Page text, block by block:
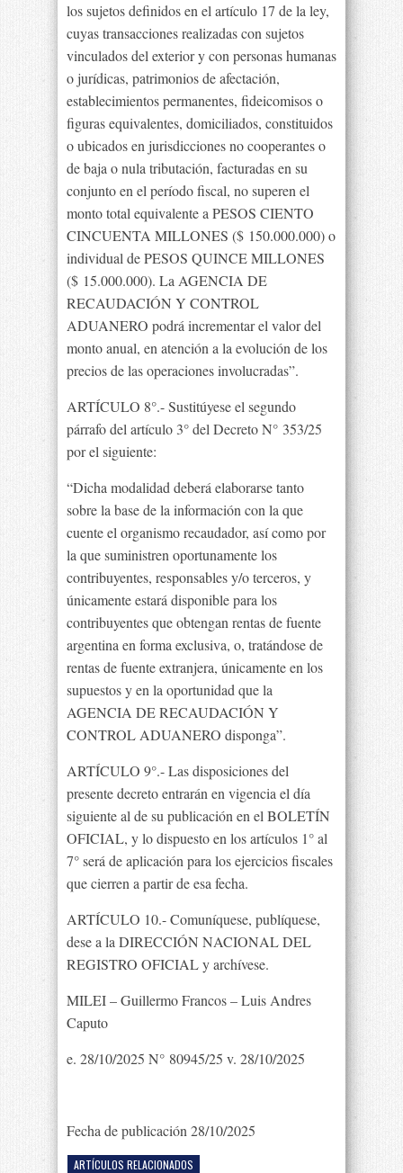
los sujetos definidos en el artículo 17 de la ley,
cuyas transacciones realizadas con sujetos
vinculados del exterior y con personas humanas
o jurídicas, patrimonios de afectación,
establecimientos permanentes, fideicomisos o
figuras equivalentes, domiciliados, constituidos
o ubicados en jurisdicciones no cooperantes o
de baja o nula tributación, facturadas en su
conjunto en el período fiscal, no superen el
monto total equivalente a PESOS CIENTO
CINCUENTA MILLONES ($ 150.000.000) o
individual de PESOS QUINCE MILLONES
($ 15.000.000). La AGENCIA DE
RECAUDACIÓN Y CONTROL
ADUANERO podrá incrementar el valor del
monto anual, en atención a la evolución de los
precios de las operaciones involucradas”.
ARTÍCULO 8°.- Sustitúyese el segundo
párrafo del artículo 3° del Decreto N° 353/25
por el siguiente:
“Dicha modalidad deberá elaborarse tanto
sobre la base de la información con la que
cuente el organismo recaudador, así como por
la que suministren oportunamente los
contribuyentes, responsables y/o terceros, y
únicamente estará disponible para los
contribuyentes que obtengan rentas de fuente
argentina en forma exclusiva, o, tratándose de
rentas de fuente extranjera, únicamente en los
supuestos y en la oportunidad que la
AGENCIA DE RECAUDACIÓN Y
CONTROL ADUANERO disponga”.
ARTÍCULO 9°.- Las disposiciones del
presente decreto entrarán en vigencia el día
siguiente al de su publicación en el BOLETÍN
OFICIAL, y lo dispuesto en los artículos 1° al
7° será de aplicación para los ejercicios fiscales
que cierren a partir de esa fecha.
ARTÍCULO 10.- Comuníquese, publíquese,
dese a la DIRECCIÓN NACIONAL DEL
REGISTRO OFICIAL y archívese.
MILEI – Guillermo Francos – Luis Andres
Caputo
e. 28/10/2025 N° 80945/25 v. 28/10/2025
Fecha de publicación 28/10/2025
ARTÍCULOS RELACIONADOS